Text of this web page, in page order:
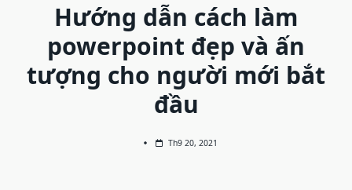
Hướng dẫn cách làm
powerpoint đẹp và ấn
tượng cho người mới bắt
đầu
Th9 20, 2021